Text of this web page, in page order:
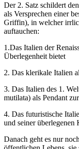
Der 2. Satz schildert
als Versprechen einer
Griffin), in welcher
auftauchen:
1.Das Italien der
Überlegenheit bietet
2. Das klerikale Italien
3. Das Italien des 1.
mutilata) als Pendant
4. Das futuristische
und seiner
Danach geht es nur